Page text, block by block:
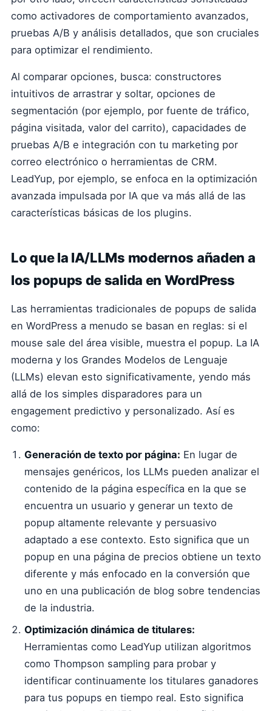
como activadores de comportamiento avanzados,
pruebas A/B y análisis detallados, que son cruciales
para optimizar el rendimiento.
Al comparar opciones, busca: constructores
intuitivos de arrastrar y soltar, opciones de
segmentación (por ejemplo, por fuente de tráfico,
página visitada, valor del carrito), capacidades de
pruebas A/B e integración con tu marketing por
correo electrónico o herramientas de CRM.
LeadYup, por ejemplo, se enfoca en la optimización
avanzada impulsada por IA que va más allá de las
características básicas de los plugins.
Lo que la IA/LLMs modernos añaden a
los popups de salida en WordPress
Las herramientas tradicionales de popups de salida
en WordPress a menudo se basan en reglas: si el
mouse sale del área visible, muestra el popup. La IA
moderna y los Grandes Modelos de Lenguaje
(LLMs) elevan esto significativamente, yendo más
allá de los simples disparadores para un
engagement predictivo y personalizado. Así es
como:
Generación de texto por página: En lugar de
mensajes genéricos, los LLMs pueden analizar el
contenido de la página específica en la que se
encuentra un usuario y generar un texto de
popup altamente relevante y persuasivo
adaptado a ese contexto. Esto significa que un
popup en una página de precios obtiene un texto
diferente y más enfocado en la conversión que
uno en una publicación de blog sobre tendencias
de la industria.
Optimización dinámica de titulares:
Herramientas como LeadYup utilizan algoritmos
como Thompson sampling para probar y
identificar continuamente los titulares ganadores
para tus popups en tiempo real. Esto significa